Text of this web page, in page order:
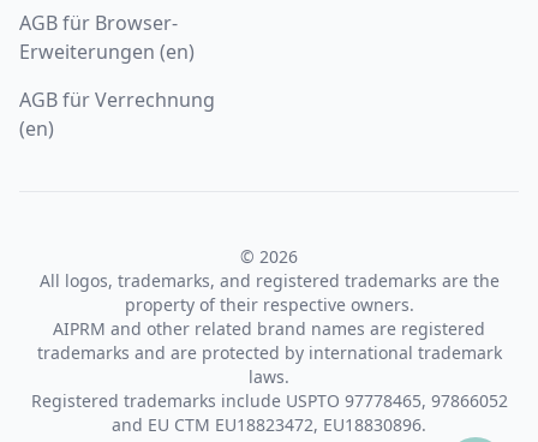
AGB für Browser-
Erweiterungen (en)
AGB für Verrechnung
(en)
© 2026
All logos, trademarks, and registered trademarks are the
property of their respective owners.
AIPRM and other related brand names are registered
trademarks and are protected by international trademark
laws.
Registered trademarks include USPTO 97778465, 97866052
and EU CTM EU18823472, EU18830896.